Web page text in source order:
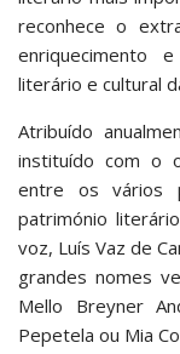
reconhece o
enriquecimento
literário e cultural
Atribuído
instituído com o
entre os vários
património
voz, Luís Vaz de
grandes nomes
Mello Breyner
Pepetela ou Mia